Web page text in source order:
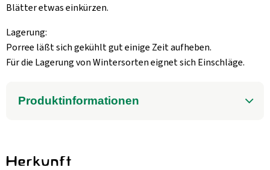
Blätter etwas einkürzen.
Lagerung:
Porree läßt sich gekühlt gut einige Zeit aufheben.
Für die Lagerung von Wintersorten eignet sich Einschläge.
Produktinformationen
Herkunft